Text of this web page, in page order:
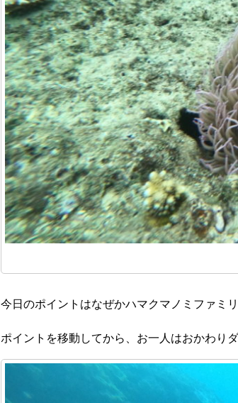
今日のポイントはなぜかハマクマノミファミ
ポイントを移動してから、お一人はおかわりダ